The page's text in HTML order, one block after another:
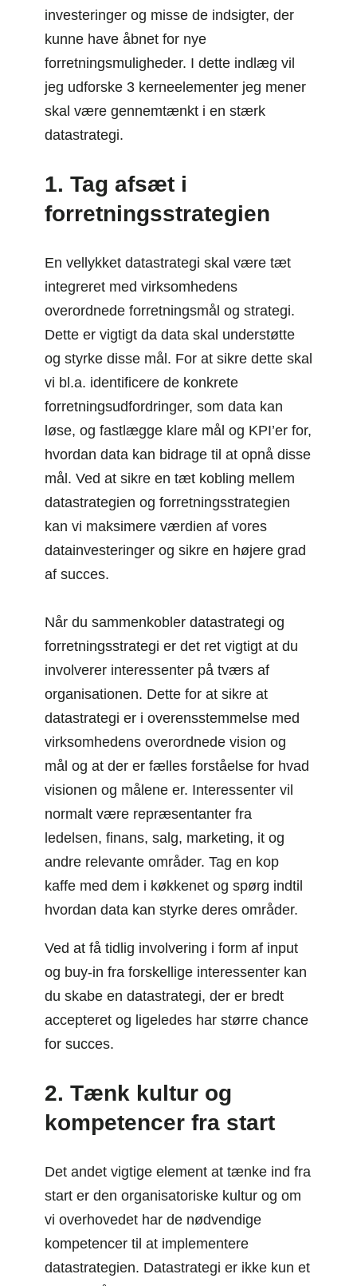
investeringer og misse de indsigter, der
kunne have åbnet for nye
forretningsmuligheder. I dette indlæg vil
jeg udforske 3 kerneelementer jeg mener
skal være gennemtænkt i en stærk
datastrategi.
1. Tag afsæt i
forretningsstrategien
En vellykket datastrategi skal være tæt
integreret med virksomhedens
overordnede forretningsmål og strategi.
Dette er vigtigt da data skal understøtte
og styrke disse mål. For at sikre dette skal
vi bl.a. identificere de konkrete
forretningsudfordringer, som data kan
løse, og fastlægge klare mål og KPI’er for,
hvordan data kan bidrage til at opnå disse
mål. Ved at sikre en tæt kobling mellem
datastrategien og forretningsstrategien
kan vi maksimere værdien af vores
datainvesteringer og sikre en højere grad
af succes.
Når du sammenkobler datastrategi og
forretningsstrategi er det ret vigtigt at du
involverer interessenter på tværs af
organisationen. Dette for at sikre at
datastrategi er i overensstemmelse med
virksomhedens overordnede vision og
mål og at der er fælles forståelse for hvad
visionen og målene er. Interessenter vil
normalt være repræsentanter fra
ledelsen, finans, salg, marketing, it og
andre relevante områder. Tag en kop
kaffe med dem i køkkenet og spørg indtil
hvordan data kan styrke deres områder.
Ved at få tidlig involvering i form af input
og buy-in fra forskellige interessenter kan
du skabe en datastrategi, der er bredt
accepteret og ligeledes har større chance
for succes.
2. Tænk kultur og
kompetencer fra start
Det andet vigtige element at tænke ind fra
start er den organisatoriske kultur og om
vi overhovedet har de nødvendige
kompetencer til at implementere
datastrategien. Datastrategi er ikke kun et